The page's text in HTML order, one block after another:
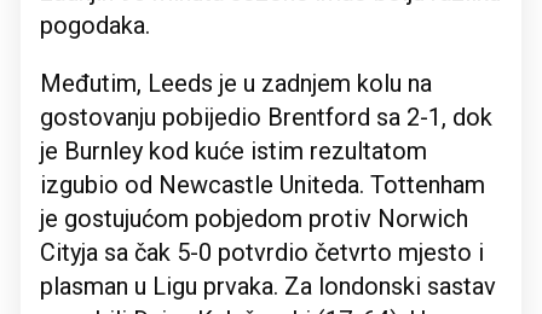
pogodaka.
Međutim, Leeds je u zadnjem kolu na
gostovanju pobijedio Brentford sa 2-1, dok
je Burnley kod kuće istim rezultatom
izgubio od Newcastle Uniteda. Tottenham
je gostujućom pobjedom protiv Norwich
Cityja sa čak 5-0 potvrdio četvrto mjesto i
plasman u Ligu prvaka. Za londonski sastav